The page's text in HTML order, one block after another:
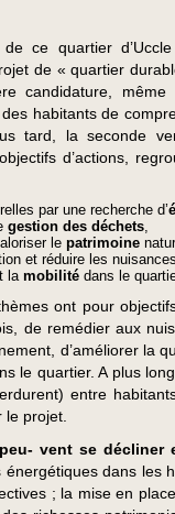
ce quartier
de « quartier
candidature,
habitants de
tard, la seconde
d’actions,
par une recherche d’
gestion des déchets,
le patrimoine
et réduire les
la mobilité dans le
ont pour
de remédier aux
d’améliorer la
le quartier. A plus
entre
projet.
vent se
énergétiques dans les
; la mise en